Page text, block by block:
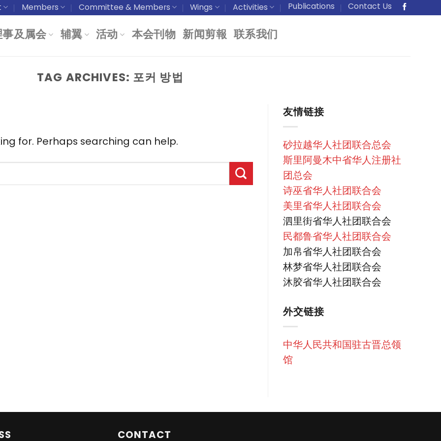
Members Committee & Members Wings Activities Publications Contact Us
及属会 辅翼 活动 本会刊物 新闻剪報 联系我们
TAG ARCHIVES: 포커 방법
for. Perhaps searching can help.
友情链接
砂拉越华人社团联合总会
斯里阿曼木中省华人注册社
团总会
诗巫省华人社团联合会
美里省华人社团联合会
泗里街省华人社团联合会
民都鲁省华人社团联合会
加帛省华人社团联合会
林梦省华人社团联合会
沐胶省华人社团联合会
外交链接
中华人民共和国驻古晋总领
馆
CONTACT